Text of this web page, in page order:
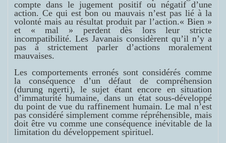
compte dans le jugement positif ou négatif d’une
action. Ce qui est bon ou mauvais n’est pas lié à la
volonté mais au résultat produit par l’action.« Bien »
et « mal » perdent dès lors leur stricte
incompatibilité. Les Javanais considèrent qu’il n’y a
pas à strictement parler d’actions moralement
mauvaises.
Les comportements erronés sont considérés comme
la conséquence d’un défaut de compréhension
(durung ngerti), le sujet étant encore en situation
d’immaturité humaine, dans un état sous-développé
du point de vue du raffinement humain. Le mal n’est
pas considéré simplement comme répréhensible, mais
doit être vu comme une conséquence inévitable de la
limitation du développement spirituel.